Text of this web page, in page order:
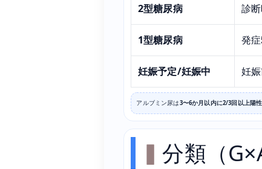
2型糖尿病 診
1型糖尿病 発症
妊娠予定/妊娠中 妊
アルブミン尿は3〜6か月以内に2/3回以上陽性
分類（